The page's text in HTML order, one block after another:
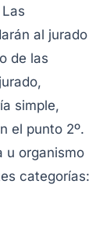
al jurado
de las
simple,
el punto 2º.
u organismo
categorías: